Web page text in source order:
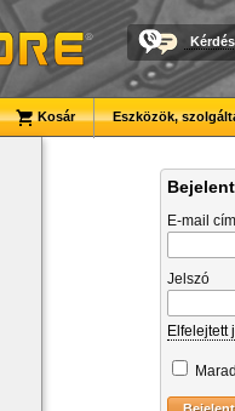
Kosár Eszközök,
E-mail cím
Jelszó
Elfelejtett